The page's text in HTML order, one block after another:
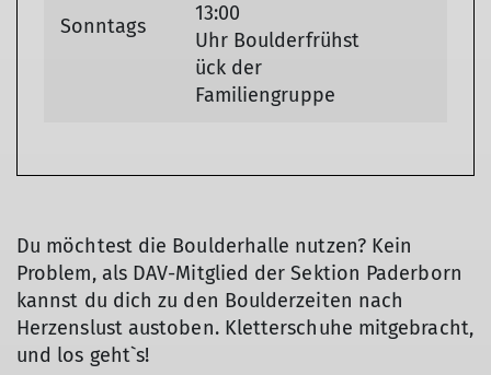
Sonntags
13:00
Uhr Boulderfrühst
ück der
Familiengruppe
Du möchtest die Boulderhalle nutzen? Kein
Problem, als DAV-Mitglied der Sektion Paderborn
kannst du dich zu den Boulderzeiten nach
Herzenslust austoben. Kletterschuhe mitgebracht,
und los geht`s!